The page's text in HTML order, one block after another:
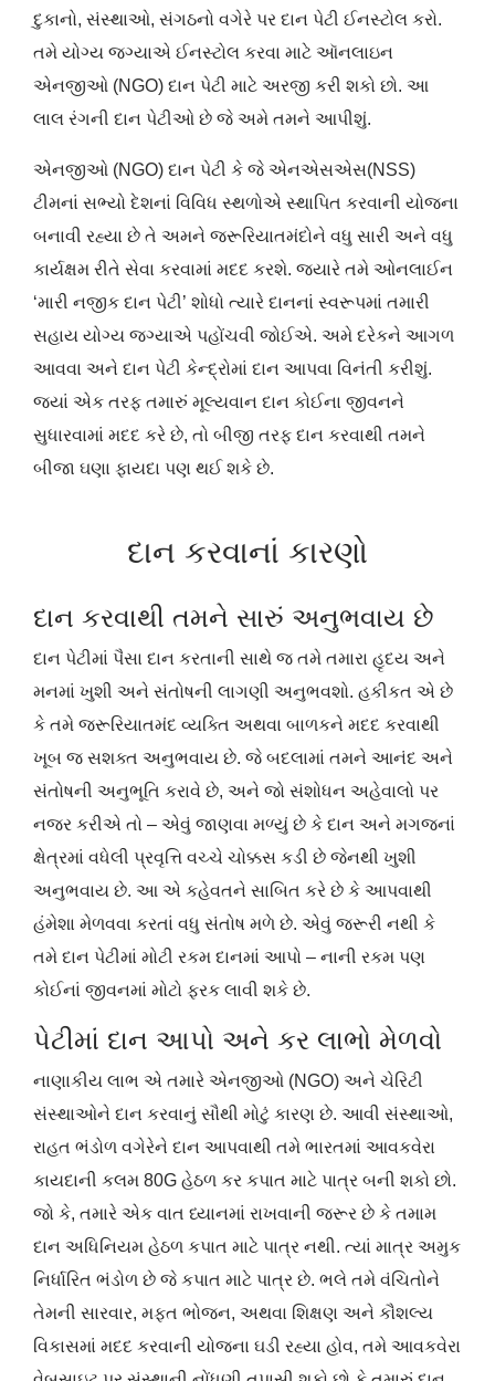
દુકાનો, સંસ્થાઓ, સંગઠનો વગેરે પર દાન પેટી ઈનસ્ટોલ કરો.
તમે યોગ્ય જગ્યાએ ઈનસ્ટોલ કરવા માટે ઑનલાઇન
એનજીઓ (NGO) દાન પેટી માટે અરજી કરી શકો છો. આ
લાલ રંગની દાન પેટીઓ છે જે અમે તમને આપીશું.
એનજીઓ (NGO) દાન પેટી કે જે એનએસએસ(NSS)
ટીમનાં સભ્યો દેશનાં વિવિધ સ્થળોએ સ્થાપિત કરવાની યોજના
બનાવી રહ્યા છે તે અમને જરૂરિયાતમંદોને વધુ સારી અને વધુ
કાર્યક્ષમ રીતે સેવા કરવામાં મદદ કરશે. જ્યારે તમે ઓનલાઈન
‘મારી નજીક દાન પેટી’ શોધો ત્યારે દાનનાં સ્વરૂપમાં તમારી
સહાય યોગ્ય જગ્યાએ પહોંચવી જોઈએ. અમે દરેકને આગળ
આવવા અને દાન પેટી કેન્દ્રોમાં દાન આપવા વિનંતી કરીશું.
જ્યાં એક તરફ તમારું મૂલ્યવાન દાન કોઈના જીવનને
સુધારવામાં મદદ કરે છે, તો બીજી તરફ દાન કરવાથી તમને
બીજા ઘણા ફાયદા પણ થઈ શકે છે.
દાન કરવાનાં કારણો
દાન કરવાથી તમને સારું અનુભવાય છે
દાન પેટીમાં પૈસા દાન કરતાની સાથે જ તમે તમારા હૃદય અને
મનમાં ખુશી અને સંતોષની લાગણી અનુભવશો. હકીકત એ છે
કે તમે જરૂરિયાતમંદ વ્યક્તિ અથવા બાળકને મદદ કરવાથી
ખૂબ જ સશક્ત અનુભવાય છે. જે બદલામાં તમને આનંદ અને
સંતોષની અનુભૂતિ કરાવે છે, અને જો સંશોધન અહેવાલો પર
નજર કરીએ તો – એવું જાણવા મળ્યું છે કે દાન અને મગજનાં
ક્ષેત્રમાં વધેલી પ્રવૃત્તિ વચ્ચે ચોક્કસ કડી છે જેનથી ખુશી
અનુભવાય છે. આ એ કહેવતને સાબિત કરે છે કે આપવાથી
હંમેશા મેળવવા કરતાં વધુ સંતોષ મળે છે. એવું જરૂરી નથી કે
તમે દાન પેટીમાં મોટી રકમ દાનમાં આપો – નાની રકમ પણ
કોઈનાં જીવનમાં મોટો ફરક લાવી શકે છે.
પેટીમાં દાન આપો અને કર લાભો મેળવો
નાણાકીય લાભ એ તમારે એનજીઓ (NGO) અને ચેરિટી
સંસ્થાઓને દાન કરવાનું સૌથી મોટું કારણ છે. આવી સંસ્થાઓ,
રાહત ભંડોળ વગેરેને દાન આપવાથી તમે ભારતમાં આવકવેરા
કાયદાની કલમ 80G હેઠળ કર કપાત માટે પાત્ર બની શકો છો.
જો કે, તમારે એક વાત ધ્યાનમાં રાખવાની જરૂર છે કે તમામ
દાન અધિનિયમ હેઠળ કપાત માટે પાત્ર નથી. ત્યાં માત્ર અમુક
નિર્ધારિત ભંડોળ છે જે કપાત માટે પાત્ર છે. ભલે તમે વંચિતોને
તેમની સારવાર, મફત ભોજન, અથવા શિક્ષણ અને કૌશલ્ય
વિકાસમાં મદદ કરવાની યોજના ઘડી રહ્યા હોવ, તમે આવકવેરા